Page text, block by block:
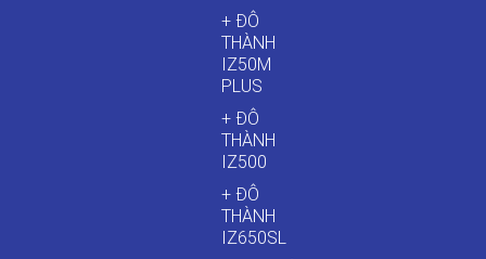
+ ĐÔ
THÀNH
IZ50M
PLUS
+ ĐÔ
THÀNH
IZ500
+ ĐÔ
THÀNH
IZ650SL